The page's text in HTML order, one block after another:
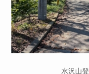
水沢山